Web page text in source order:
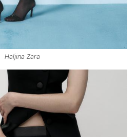
Haljina Zara